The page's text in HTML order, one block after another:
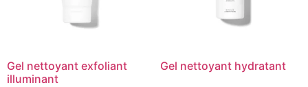
Gel nettoyant exfoliant
illuminant
Gel nettoyant hydratant